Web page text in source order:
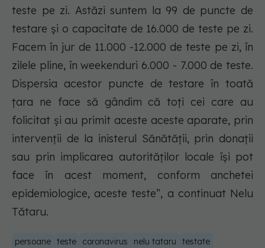
teste pe zi. Astăzi suntem la 99 de puncte de
testare și o capacitate de 16.000 de teste pe zi.
Facem în jur de 11.000 -12.000 de teste pe zi, în
zilele pline, în weekenduri 6.000 - 7.000 de teste.
Dispersia acestor puncte de testare în toată
țara ne face să gândim că toți cei care au
folicitat și au primit aceste aceste aparate, prin
intervenții de la inisterul Sănătății, prin donații
sau prin implicarea autorităților locale își pot
face în acest moment, conform anchetei
epidemiologice, aceste teste”, a continuat Nelu
Tătaru.
persoane teste coronavirus nelu tataru testate